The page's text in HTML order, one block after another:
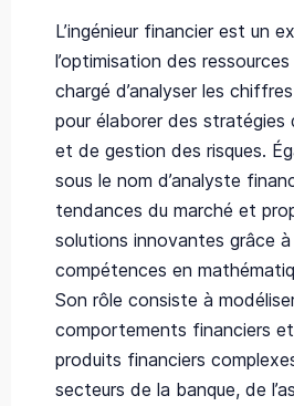
L’ingénieur financier est un
l’optimisation des
chargé d’analyser les
pour élaborer des stratégies
et de gestion des risques.
sous le nom d’analyste
tendances du marché et
solutions innovantes grâce à
compétences en
Son rôle consiste à
comportements financiers
produits financiers
secteurs de la banque, de